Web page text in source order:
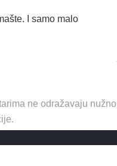
I samo malo
ne odražavaju nužno